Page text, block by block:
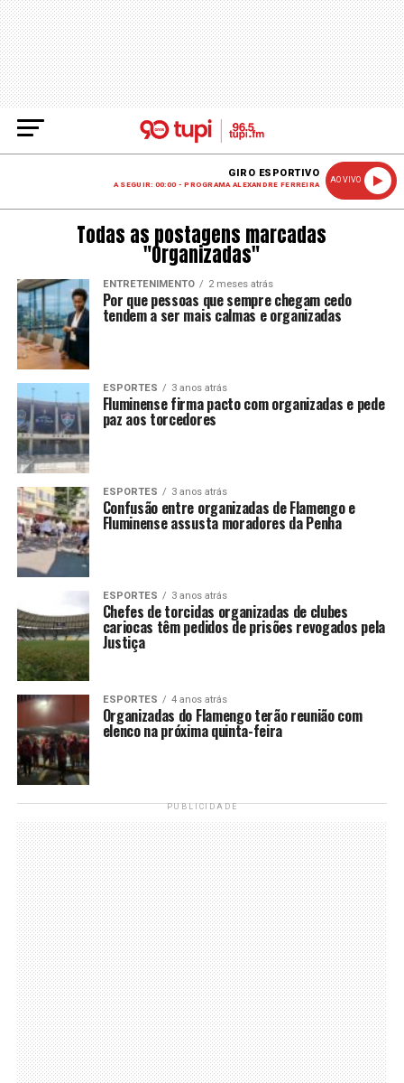
GIRO ESPORTIVO
A SEGUIR: 00:00 - PROGRAMA ALEXANDRE FERREIRA
AO VIVO
Todas as postagens marcadas
"Organizadas"
ENTRETENIMENTO 2 meses atrás
Por que pessoas que sempre chegam cedo
tendem a ser mais calmas e organizadas
ESPORTES 3 anos atrás
Fluminense firma pacto com organizadas e pede
paz aos torcedores
ESPORTES 3 anos atrás
Confusão entre organizadas de Flamengo e
Fluminense assusta moradores da Penha
ESPORTES 3 anos atrás
Chefes de torcidas organizadas de clubes
cariocas têm pedidos de prisões revogados pela
Justiça
ESPORTES 4 anos atrás
Organizadas do Flamengo terão reunião com
elenco na próxima quinta-feira
PUBLICIDADE